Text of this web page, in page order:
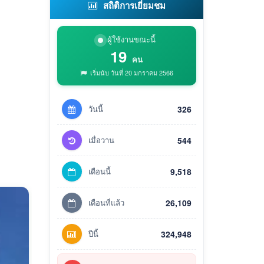
สถิติการเยี่ยมชม
ผู้ใช้งานขณะนี้
19 คน
เริ่มนับ วันที่ 20 มกราคม 2566
วันนี้ 326
เมื่อวาน 544
เดือนนี้ 9,518
เดือนที่แล้ว 26,109
ปีนี้ 324,948